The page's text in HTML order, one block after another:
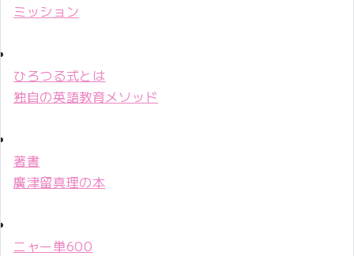
ミッション
ひろつる式とは
独自の英語教育メソッド
著書
廣津留真理の本
ニャー単600